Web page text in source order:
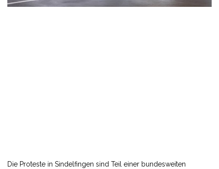
Die Proteste in Sindelfingen sind Teil einer bundesweiten